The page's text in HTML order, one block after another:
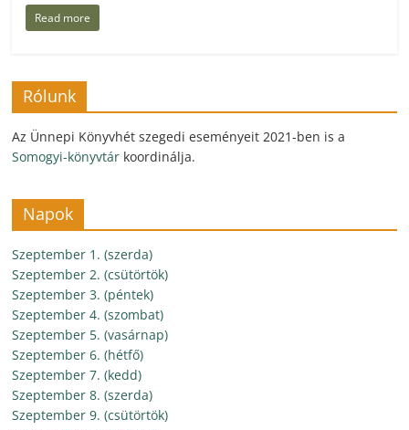
Read more
Rólunk
Az Ünnepi Könyvhét szegedi eseményeit 2021-ben is a
Somogyi-könyvtár koordinálja.
Napok
Szeptember 1. (szerda)
Szeptember 2. (csütörtök)
Szeptember 3. (péntek)
Szeptember 4. (szombat)
Szeptember 5. (vasárnap)
Szeptember 6. (hétfő)
Szeptember 7. (kedd)
Szeptember 8. (szerda)
Szeptember 9. (csütörtök)